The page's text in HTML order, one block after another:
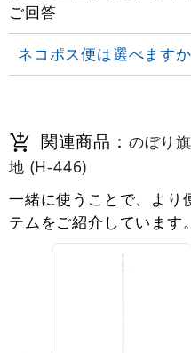
ご回答
ネコポス便は選べます
関連商品： のぼり
地 (H-446)
一緒に使うことで、より
テムをご紹介しています。